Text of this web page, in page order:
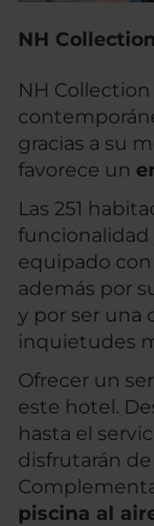
NH
NH
gracias a su
favorece un
Las 251
funcionalidad
equipado
además por
y por ser una
inquietudes
Ofrecer un
este hotel.
hasta el
disfrutarán
piscina al